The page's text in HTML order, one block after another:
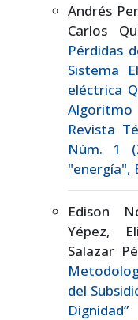
Andrés
Carlos
Pérdidas
Sistema
eléctrica
Revista
Núm. 1
"energía",
Edison
Yépez,
Salazar
del